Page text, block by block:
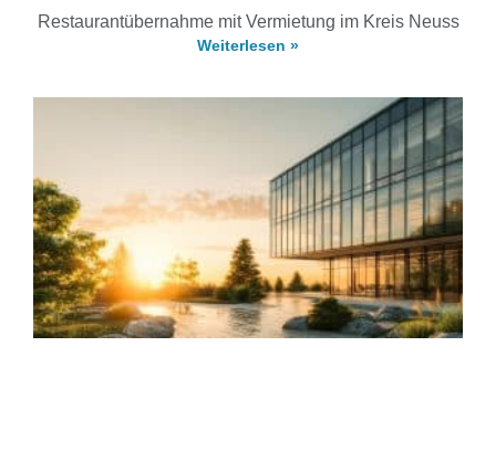
Restaurantübernahme mit Vermietung im Kreis Neuss
Weiterlesen »